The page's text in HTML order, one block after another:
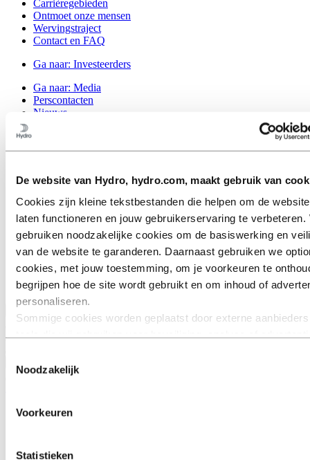
De website van Hydro, hydro.com, maakt gebruik van
Cookies zijn kleine tekstbestanden die helpen om de
laten functioneren en jouw gebruikerservaring te verbeteren.
gebruiken noodzakelijke cookies om de basiswerking en
van de website te garanderen. Daarnaast gebruiken we
cookies, met jouw toestemming, om je voorkeuren te
begrijpen hoe de site wordt gebruikt en om inhoud of
personaliseren.
Sommige cookies worden geplaatst door externe
verzamelen, combineren met andere informatie die je aan
een third‑party cookie is de Verwerkingsverantwoordelijke
verzameld. In de lijst hieronder kun je zien welke derden dit
Noodzakelijk
Voorkeuren
Statistieken
Carrièregebieden
Ontmoet onze mensen
Wervingstraject
Contact en FAQ
Ga naar: Investeerders
Ga naar: Media
Perscontacten
Nieuws
Mediagalerij
Dit is Hydro
Belangrijke sectoren
Ons doel en onze kernwaarden
Onze strategie
Nederland
België
Inkoop
Verhalen van Hydro
Terug naar hoofdmenu
Producten